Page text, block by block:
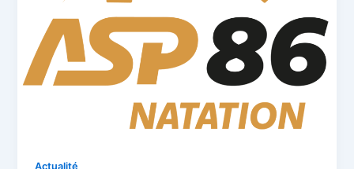
Actualité